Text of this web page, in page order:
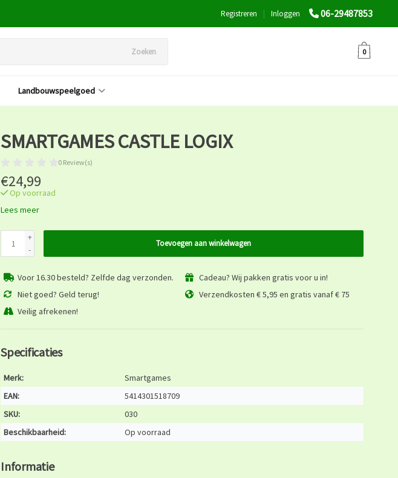
06-29487853
Inloggen
|
Registreren
Zoeken 0
Landbouwspeelgoed
SMARTGAMES CASTLE LOGIX
0 Review(s)
€24,99
Op voorraad
Lees meer
+
-
Toevoegen aan winkelwagen
Voor 16.30 besteld? Zelfde dag verzonden.
Cadeau? Wij pakken gratis voor u in!
Niet goed? Geld terug!
Verzendkosten € 5,95 en gratis vanaf € 75
Veilig afrekenen!
Specificaties
Merk:
Smartgames
EAN:
5414301518709
SKU:
030
Beschikbaarheid:
Op voorraad
Informatie